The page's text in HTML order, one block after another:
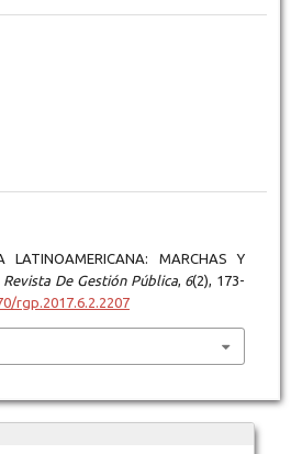
LATINOAMERICANA: MARCHAS Y
Revista De Gestión Pública, 6(2), 173-
rgp.2017.6.2.2207